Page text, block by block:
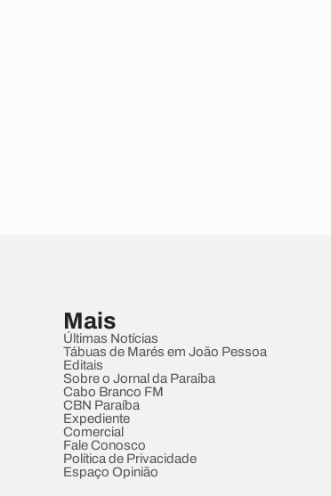
Mais
Últimas Notícias
Tábuas de Marés em João Pessoa
Editais
Sobre o Jornal da Paraíba
Cabo Branco FM
CBN Paraíba
Expediente
Comercial
Fale Conosco
Política de Privacidade
Espaço Opinião